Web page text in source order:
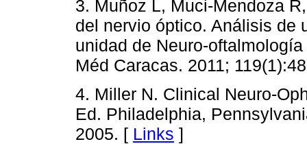
3. Muñoz L, Muci-Mendoza
del nervio óptico. Análisis de
unidad de Neuro-
Méd Caracas. 2011;
4. Miller N. Clinical Neuro-
Ed. Philadelphia,
2005. [ Links ]